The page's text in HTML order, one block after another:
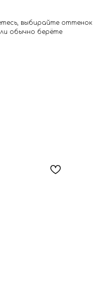
выбирайте оттенок
обычно берёте